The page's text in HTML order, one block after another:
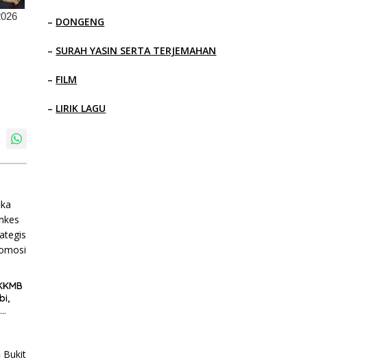
– DONGENG
– SURAH YASIN SERTA TERJEMAHAN
– FILM
– LIRIK LAGU